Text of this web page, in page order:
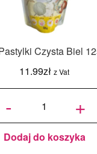
Czysta Biel
11.99zł z Vat
-
Bielg - +
Dodaj do koszyka